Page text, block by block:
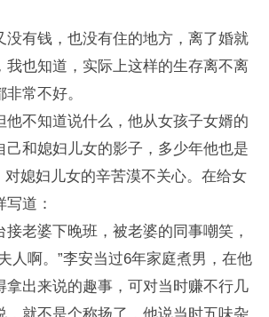
没有钱，也没有住的地方，离了婚就
我也知道，实际上这样的生存离不离
常不好。
他不知道说什么，他从女孩子女婿的
己和媳妇儿女的影子，多少年他也是
对媳妇儿女的辛苦漠不关心。在给女
道：
老婆下晚班，被老婆的同事嘲笑，
人啊。”李安当过6年家庭煮男，在他
拿出来说的趣事，可对当时赚不行几
，就不是个称扬了，他说当时五味杂